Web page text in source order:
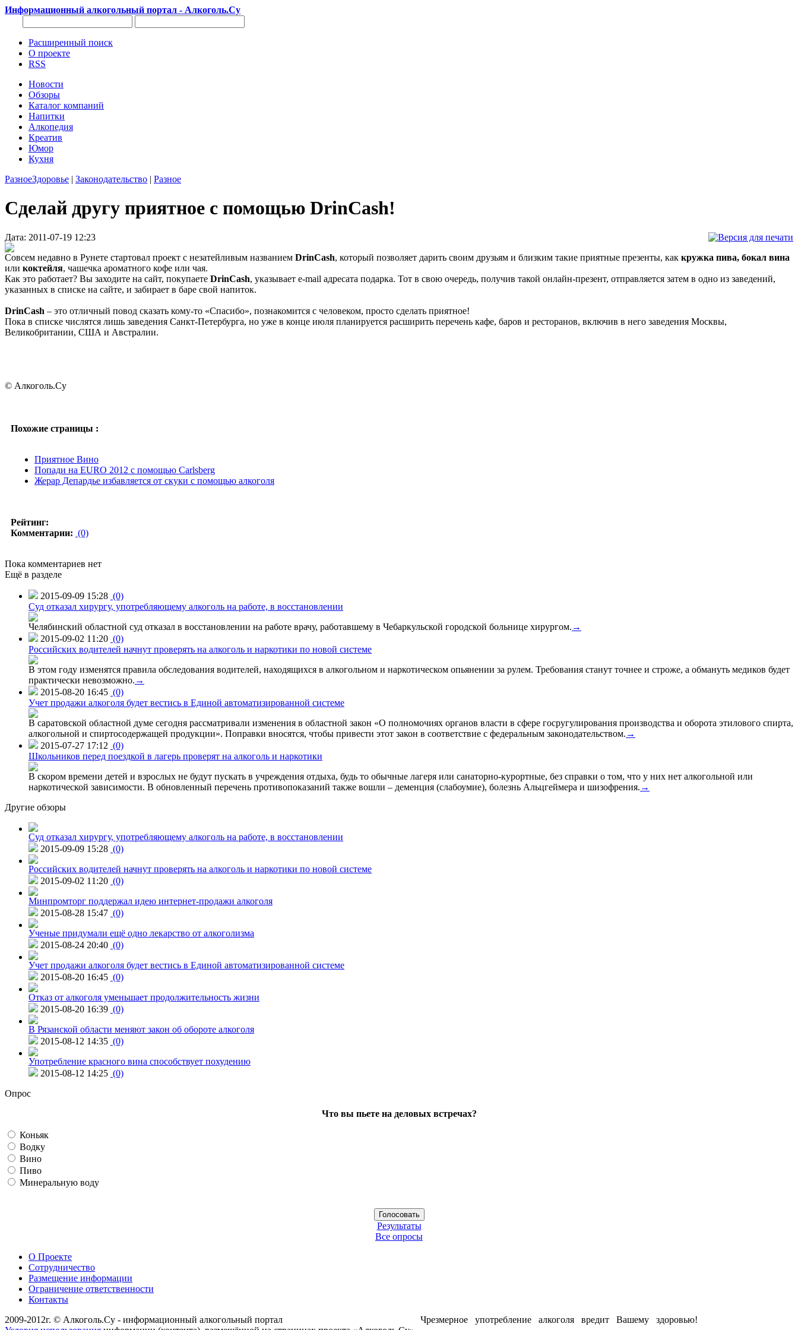
Информационный алкогольный портал - Алкоголь.Су
Расширенный поиск
О проекте
RSS
Новости
Обзоры
Каталог компаний
Напитки
Алкопедия
Креатив
Юмор
Кухня
РазноеЗдоровье | Законодательство | Разное
Сделай другу приятное с помощью DrinCash!
Дата: 2011-07-19 12:23
Совсем недавно в Рунете стартовал проект с незатейливым названием DrinCash, который позволяет дарить своим друзьям и близким такие приятные презенты, как кружка пива, бокал вина
или коктейля, чашечка ароматного кофе или чая.
Как это работает? Вы заходите на сайт, покупаете DrinCash, указывает e-mail адресата подарка. Тот в свою очередь, получив такой онлайн-презент, отправляется затем в одно из заведений,
указанных в списке на сайте, и забирает в баре свой напиток.
DrinCash – это отличный повод сказать кому-то «Спасибо», познакомится с человеком, просто сделать приятное!
Пока в списке числятся лишь заведения Санкт-Петербурга, но уже в конце июля планируется расширить перечень кафе, баров и ресторанов, включив в него заведения Москвы,
Великобритании, США и Австралии.
© Алкоголь.Су
Похожие страницы :
Приятное Вино
Попади на EURO 2012 с помощью Carlsberg
Жерар Депардье избавляется от скуки с помощью алкоголя
Рейтинг:
Комментарии: (0)
Пока комментариев нет
Ещё в разделе
2015-09-09 15:28 (0)
Суд отказал хирургу, употребляющему алкоголь на работе, в восстановлении
Челябинский областной суд отказал в восстановлении на работе врачу, работавшему в Чебаркульской городской больнице хирургом. →
2015-09-02 11:20 (0)
Российских водителей начнут проверять на алкоголь и наркотики по новой системе
В этом году изменятся правила обследования водителей, находящихся в алкогольном и наркотическом опьянении за рулем. Требования станут точнее и строже, а обмануть медиков будет
практически невозможно. →
2015-08-20 16:45 (0)
Учет продажи алкоголя будет вестись в Единой автоматизированной системе
В саратовской областной думе сегодня рассматривали изменения в областной закон «О полномочиях органов власти в сфере госругулирования производства и оборота этилового спирта,
алкогольной и спиртосодержащей продукции». Поправки вносятся, чтобы привести этот закон в соответствие с федеральным законодательством. →
2015-07-27 17:12 (0)
Школьников перед поездкой в лагерь проверят на алкоголь и наркотики
В скором времени детей и взрослых не будут пускать в учреждения отдыха, будь то обычные лагеря или санаторно-курортные, без справки о том, что у них нет алкогольной или
наркотической зависимости. В обновленный перечень противопоказаний также вошли – деменция (слабоумие), болезнь Альцгеймера и шизофрения. →
Другие обзоры
Суд отказал хирургу, употребляющему алкоголь на работе, в восстановлении
2015-09-09 15:28 (0)
Российских водителей начнут проверять на алкоголь и наркотики по новой системе
2015-09-02 11:20 (0)
Минпромторг поддержал идею интернет-продажи алкоголя
2015-08-28 15:47 (0)
Ученые придумали ещё одно лекарство от алкоголизма
2015-08-24 20:40 (0)
Учет продажи алкоголя будет вестись в Единой автоматизированной системе
2015-08-20 16:45 (0)
Отказ от алкоголя уменьшает продолжительность жизни
2015-08-20 16:39 (0)
В Рязанской области меняют закон об обороте алкоголя
2015-08-12 14:35 (0)
Употребление красного вина способствует похудению
2015-08-12 14:25 (0)
Опрос
Что вы пьете на деловых встречах?
Коньяк
Водку
Вино
Пиво
Минеральную воду
Результаты
Все опросы
О Проекте
Сотрудничество
Размещение информации
Ограничение ответственности
Контакты
2009-2012г. © Алкоголь.Су - информационный алкогольный портал
Чрезмерное употребление алкоголя вредит Вашему здоровью!